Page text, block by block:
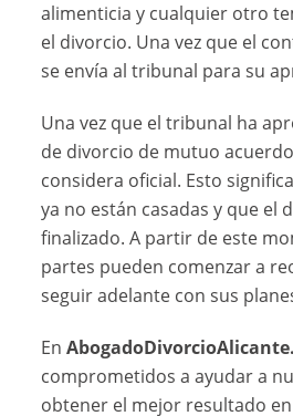
alimenticia y cualquier otro
el divorcio. Una vez que el
se envía al tribunal para su
Una vez que el tribunal ha
de divorcio de mutuo
considera oficial. Esto
ya no están casadas y que el
finalizado. A partir de este
partes pueden comenzar a
seguir adelante con sus
En
comprometidos a ayudar a
obtener el mejor resultado